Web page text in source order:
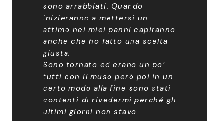
sono arrabbiati. Quando
inizieranno a mettersi un
attimo nei miei panni capiranno
anche che ho fatto una scelta
giusta.
Sono tornato ed erano un po’
tutti con il muso però poi in un
certo modo alla fine sono stati
contenti di rivedermi perché gli
ultimi giorni non stavo